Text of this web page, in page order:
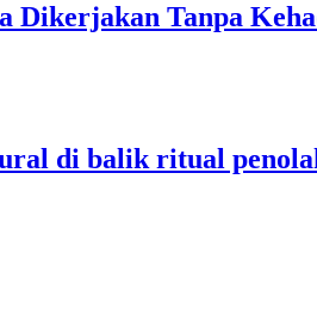
Dikerjakan Tanpa
di balik ritual